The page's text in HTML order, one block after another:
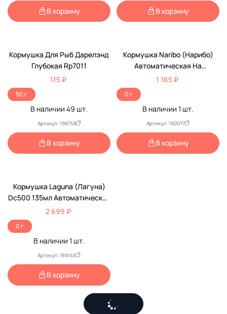
В корзину В корзину
Кормушка Для Рыб Дарелэнд
Глубокая Rp7011
115 ₽
50 г
В наличии 49 шт.
Артикул: 198758
В корзину
Кормушка Naribo (Нарибо)
Автоматическая На
Батарейках Nr-080966
1 165 ₽
0 г
В наличии 1 шт.
Артикул: 190077
В корзину
Кормушка Laguna (Лагуна)
Dc500 135мл Автоматическая
70224002
2 699 ₽
0 г
В наличии 1 шт.
Артикул: 189145
В корзину